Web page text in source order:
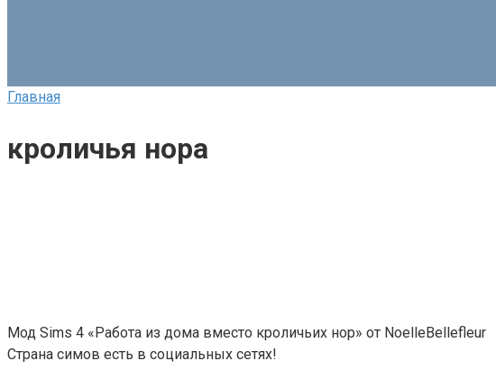
Главная
кроличья нора
Мод Sims 4 «Работа из дома вместо кроличьих нор» от NoelleBellefleur
Страна симов есть в социальных сетях!